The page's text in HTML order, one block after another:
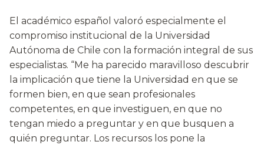
El académico español valoró especialmente el
compromiso institucional de la Universidad
Autónoma de Chile con la formación integral de sus
especialistas. “Me ha parecido maravilloso descubrir
la implicación que tiene la Universidad en que se
formen bien, en que sean profesionales
competentes, en que investiguen, en que no
tengan miedo a preguntar y en que busquen a
quién preguntar. Los recursos los pone la